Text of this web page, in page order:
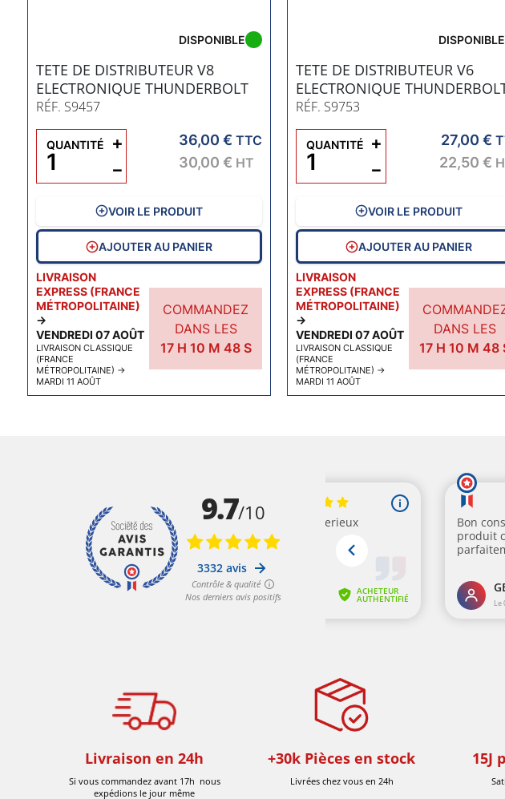
TETE DE DISTRIBUTEUR V8
ELECTRONIQUE THUNDERBOLT
RÉF. S9457
LIVRAISON
EXPRESS (FRANCE
MÉTROPOLITAINE)
→
VENDREDI 07 AOÛT
LIVRAISON CLASSIQUE
(FRANCE
MÉTROPOLITAINE) →
MARDI 11 AOÛT
COMMANDEZ
DANS LES
17 H10 M47S
DISPONIBLE
36,00 € TTC
30,00 € HT
QUANTITÉ
−
+
VOIR LE PRODUIT
AJOUTER AU PANIER
TETE DE DISTRIBUTEUR V6
ELECTRONIQUE
RÉF. S9753
LIVRAISON
EXPRESS (FRANCE
MÉTROPOLITAINE)
→
VENDREDI 07 AOÛT
LIVRAISON CLASSIQUE
(FRANCE
MÉTROPOLITAINE) →
MARDI 11 AOÛT
DANS LES
17 H10 M47
DISPONIBLE
27,00 €
22,50 €
QUANTITÉ
−
+
VOIR LE PRODUIT
AJOUTER AU PANIER
Livraison en 24h
Si vous commandez avant 17h nous
expédions le jour même
+30k Pièces en stock
Livrées chez vous en 24h
15J